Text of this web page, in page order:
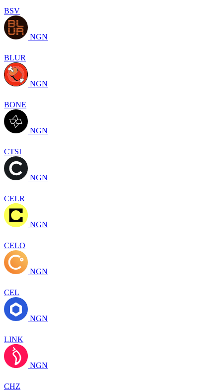
BSV
NGN
BLUR
NGN
BONE
NGN
CTSI
NGN
CELR
NGN
CELO
NGN
CEL
NGN
LINK
NGN
CHZ